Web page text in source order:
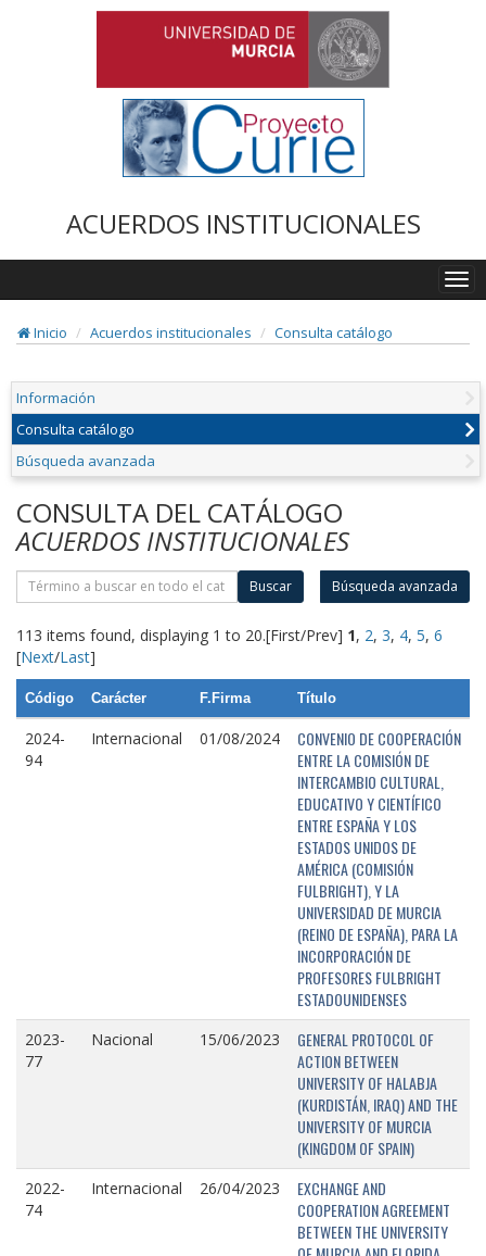
ACUERDOS INSTITUCIONALES
Inicio
Acuerdos institucionales Consulta catálogo
Información
Consulta catálogo
Búsqueda avanzada
CONSULTA DEL CATÁLOGO
ACUERDOS INSTITUCIONALES
Buscar Búsqueda avanzada
113 items found, displaying 1 to 20.[First/Prev] 1, 2, 3, 4, 5, 6
[Next/Last]
Código Carácter F.Firma Título
2024-
94
Internacional 01/08/2024
CONVENIO DE COOPERACIÓN
ENTRE LA COMISIÓN DE
INTERCAMBIO CULTURAL,
EDUCATIVO Y CIENTÍFICO
ENTRE ESPAÑA Y LOS
ESTADOS UNIDOS DE
AMÉRICA (COMISIÓN
FULBRIGHT), Y LA
UNIVERSIDAD DE MURCIA
(REINO DE ESPAÑA), PARA LA
INCORPORACIÓN DE
PROFESORES FULBRIGHT
ESTADOUNIDENSES
2023-
77
Nacional 15/06/2023
GENERAL PROTOCOL OF
ACTION BETWEEN
UNIVERSITY OF HALABJA
(KURDISTÁN, IRAQ) AND THE
UNIVERSITY OF MURCIA
(KINGDOM OF SPAIN)
2022-
74
Internacional 26/04/2023
EXCHANGE AND
COOPERATION AGREEMENT
BETWEEN THE UNIVERSITY